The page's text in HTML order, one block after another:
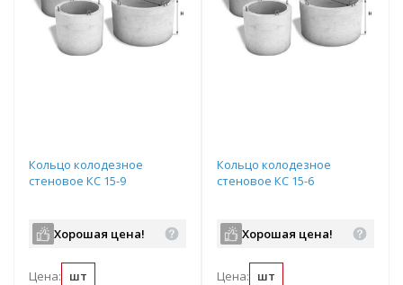
Кольцо колодезное
стеновое КС 15-9
Хорошая цена!
Цена: шт
Кольцо колодезное
стеновое КС 15-6
Хорошая цена!
Цена: шт